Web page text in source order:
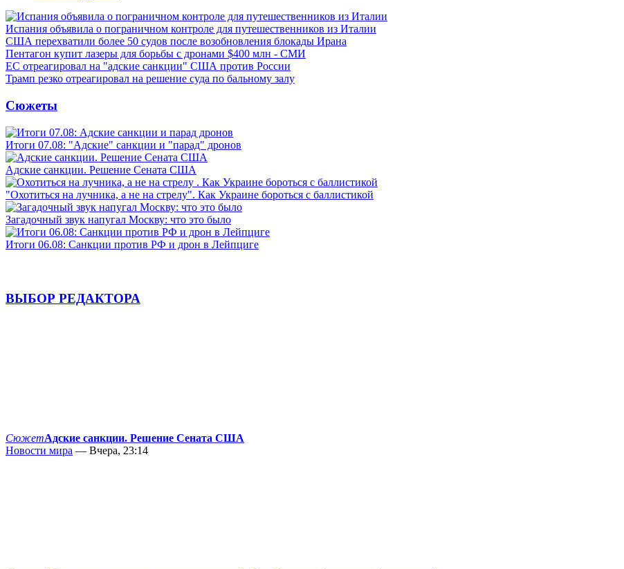
Испания объявила о пограничном контроле для путешественников из Италии
США перехватили более 50 судов после возобновления блокады Ирана
Пентагон купит лазеры для борьбы с дронами $400 млн - СМИ
ЕС отреагировал на "адские санкции" США против России
Трамп резко отреагировал на решение суда по бальному залу
Сюжеты
Итоги 07.08: "Адские" санкции и "парад" дронов
Адские санкции. Решение Сената США
"Охотиться на лучника, а не на стрелу". Как Украине бороться с баллистикой
Загадочный звук напугал Москву: что это было
Итоги 06.08: Санкции против РФ и дрон в Лейпциге
ВЫБОР РЕДАКТОРА
СюжетАдские санкции. Решение Сената США
Новости мира — Вчера, 23:14